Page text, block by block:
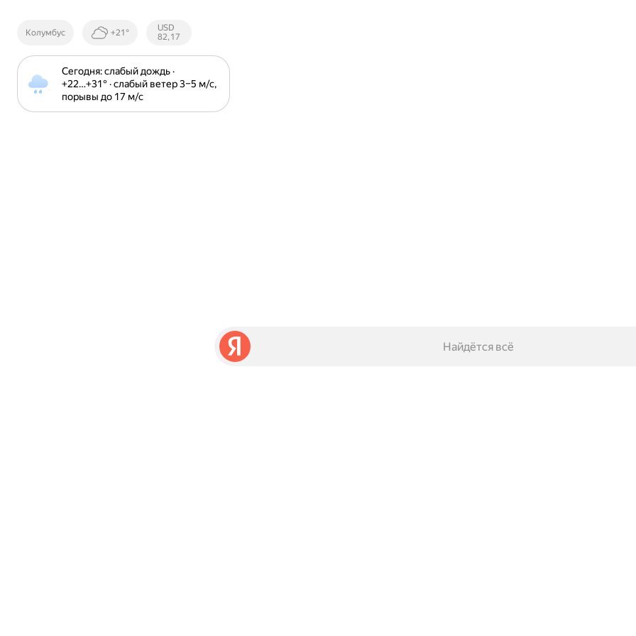
Колумбус +21°
Курсы ЦБ
РФ
USD
82,17
Сегодня: слабый дождь ·
+22⁠…⁠+31⁠° · слабый ветер 3⁠–⁠5 м⁠/⁠с,
порывы до 17 м⁠/⁠с